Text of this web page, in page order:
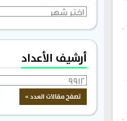
الأرشيف
أرشيف الأعداد